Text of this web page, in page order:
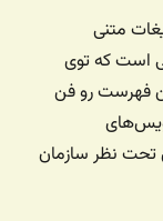
تبلیغات متنی
است که توی
فهرست رو فن
تحت نظر سازمان